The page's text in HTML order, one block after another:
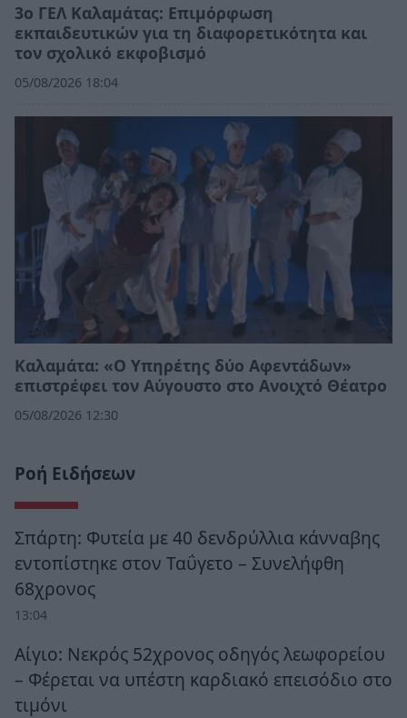
3ο ΓΕΛ Καλαμάτας: Επιμόρφωση
εκπαιδευτικών για τη διαφορετικότητα και
τον σχολικό εκφοβισμό
05/08/2026 18:04
Καλαμάτα: «Ο Υπηρέτης δύο Αφεντάδων»
επιστρέφει τον Αύγουστο στο Ανοιχτό Θέατρο
05/08/2026 12:30
Ροή Ειδήσεων
Σπάρτη: Φυτεία με 40 δενδρύλλια κάνναβης
εντοπίστηκε στον Ταΰγετο – Συνελήφθη
68χρονος
13:04
Αίγιο: Νεκρός 52χρονος οδηγός λεωφορείου
– Φέρεται να υπέστη καρδιακό επεισόδιο στο
τιμόνι